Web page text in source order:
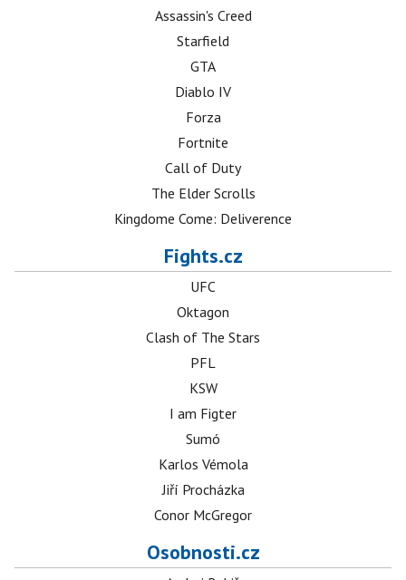
Assassin's Creed
Starfield
GTA
Diablo IV
Forza
Fortnite
Call of Duty
The Elder Scrolls
Kingdome Come: Deliverence
Fights.cz
UFC
Oktagon
Clash of The Stars
PFL
KSW
I am Figter
Sumó
Karlos Vémola
Jiří Procházka
Conor McGregor
Osobnosti.cz